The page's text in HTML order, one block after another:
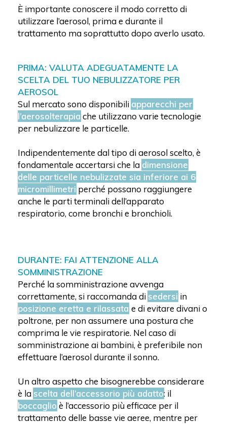
È importante conoscere il modo corretto di
utilizzare l’aerosol, prima e durante il
trattamento ma soprattutto dopo averlo usato.
PRIMA: VALUTA ADEGUATAMENTE LA
SCELTA DEL TUO NEBULIZZATORE PER
AEROSOL
Sul mercato sono disponibili apparecchi per
l’aerosolterapia che utilizzano varie tecnologie
per nebulizzare le particelle.
Indipendentemente dal tipo di aerosol scelto, è
fondamentale accertarsi che la dimensione
delle particelle nebulizzate sia inferiore ai 6
micromillimetri perché possano raggiungere
anche le parti terminali dell’apparato
respiratorio, come bronchi e bronchioli.
DURANTE: FAI ATTENZIONE ALLA
SOMMINISTRAZIONE
Perché la somministrazione avvenga
correttamente, si raccomanda di sedersi in
posizione eretta e rilassata e di evitare divani o
poltrone, per non assumere una postura che
comprima le vie respiratorie. Nel caso di
somministrazione ai bambini, è preferibile non
effettuare l’aerosol durante il sonno.
Un altro aspetto che bisognerebbe considerare
è la scelta dell’accessorio più adatto: il
boccaglio è l’accessorio più efficace per il
trattamento delle basse vie aeree, mentre per